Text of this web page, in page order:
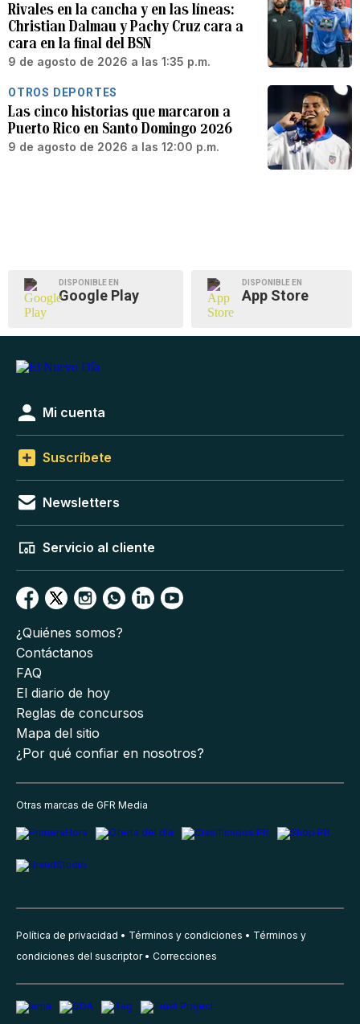
Rivales en la cancha y en las líneas:
Christian Dalmau y Pachy Cruz cara a
cara en la final del BSN
9 de agosto de 2026 a las 1:35 p.m.
OTROS DEPORTES
Las cinco historias que marcaron a
Puerto Rico en Santo Domingo 2026
9 de agosto de 2026 a las 12:00 p.m.
DISPONIBLE EN
Google Play
DISPONIBLE EN
App Store
Mi cuenta
Suscríbete
Newsletters
Servicio al cliente
¿Quiénes somos?
Contáctanos
FAQ
El diario de hoy
Reglas de concursos
Mapa del sitio
¿Por qué confiar en nosotros?
Otras marcas de GFR Media
Política de privacidad Términos y condiciones
Términos y
condiciones del suscriptor
Correcciones